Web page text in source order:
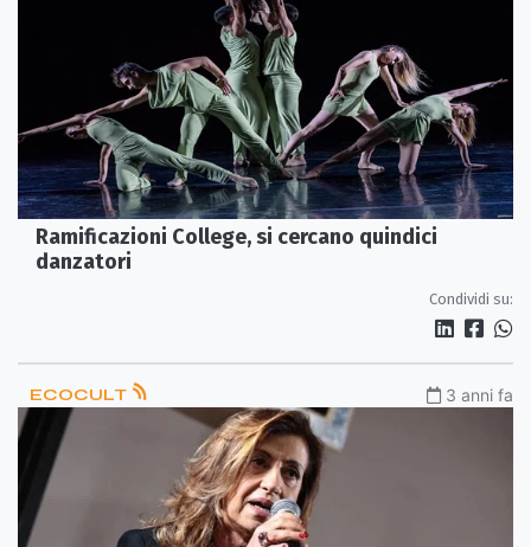
Ramificazioni College, si cercano quindici
danzatori
Condividi su:
ECOCULT 3 anni fa